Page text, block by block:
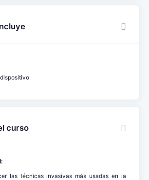
curso
las técnicas invasivas más usadas en la